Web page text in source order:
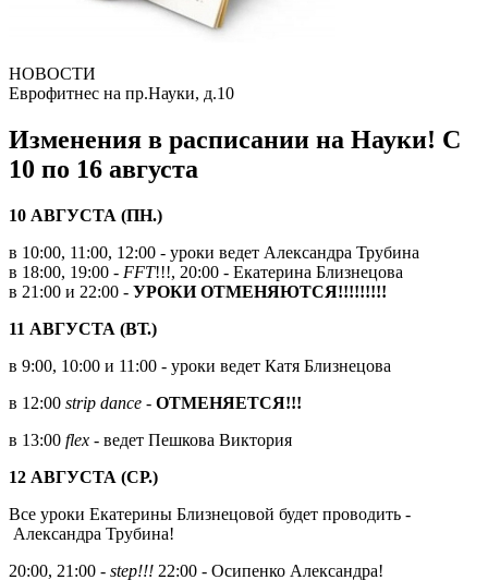
НОВОСТИ
Еврофитнес на пр.Науки, д.10
Изменения в расписании на Науки! С
10 по 16 августа
10 АВГУСТА (ПН.)
в 10:00, 11:00, 12:00 - уроки ведет Александра Трубина
в 18:00, 19:00 - FFT!!!, 20:00 - Екатерина Близнецова
в 21:00 и 22:00 - УРОКИ ОТМЕНЯЮТСЯ!!!!!!!!!
11 АВГУСТА (ВТ.)
в 9:00, 10:00 и 11:00 - уроки ведет Катя Близнецова
в 12:00 strip dance - ОТМЕНЯЕТСЯ!!!
в 13:00 flex - ведет Пешкова Виктория
12 АВГУСТА (СР.)
Все уроки Екатерины Близнецовой будет проводить -
Александра Трубина!
20:00, 21:00 - step!!! 22:00 - Осипенко Александра!